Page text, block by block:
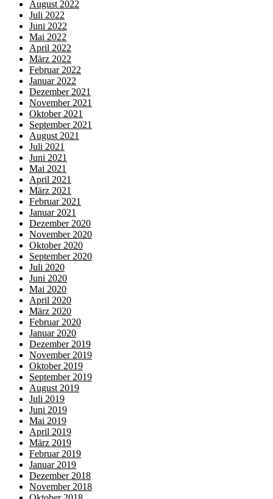
August 2022
Juli 2022
Juni 2022
Mai 2022
April 2022
März 2022
Februar 2022
Januar 2022
Dezember 2021
November 2021
Oktober 2021
September 2021
August 2021
Juli 2021
Juni 2021
Mai 2021
April 2021
März 2021
Februar 2021
Januar 2021
Dezember 2020
November 2020
Oktober 2020
September 2020
Juli 2020
Juni 2020
Mai 2020
April 2020
März 2020
Februar 2020
Januar 2020
Dezember 2019
November 2019
Oktober 2019
September 2019
August 2019
Juli 2019
Juni 2019
Mai 2019
April 2019
März 2019
Februar 2019
Januar 2019
Dezember 2018
November 2018